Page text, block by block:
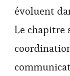
évoluent
Le chapitre